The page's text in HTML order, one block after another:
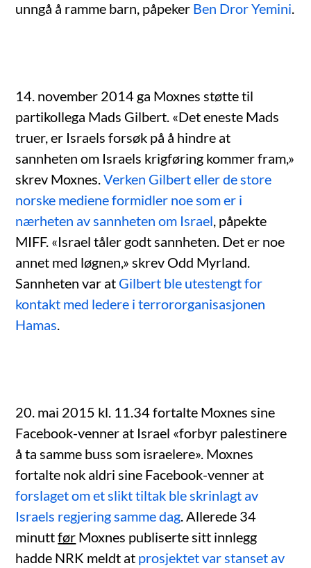
unngå å ramme barn, påpeker Ben Dror Yemini
14. november 2014 ga Moxnes støtte til
partikollega Mads Gilbert. «Det eneste Mads
truer, er Israels forsøk på å hindre at
sannheten om Israels krigføring kommer fram,»
skrev Moxnes.Verken Gilbert eller de store
norske mediene formidler noe som er i
nærheten av sannheten om Israel , påpekte
MIFF. «Israel tåler godt sannheten. Det er noe
annet med løgnen,» skrev Odd Myrland.
Sannheten var at Gilbert ble utestengt for
kontakt med ledere i terrororganisasjonen
Hamas
20. mai 2015 kl. 11.34 fortalte Moxnes sine
Facebook-venner at Israel «forbyr palestinere
å ta samme buss som israelere». Moxnes
fortalte nok aldri sine Facebook-venner at
forslaget om et slikt tiltak ble skrinlagt av
Israels regjering samme dag . Allerede 34
minuttfør Moxnes publiserte sitt innlegg
hadde NRK meldt at prosjektet var stanset av